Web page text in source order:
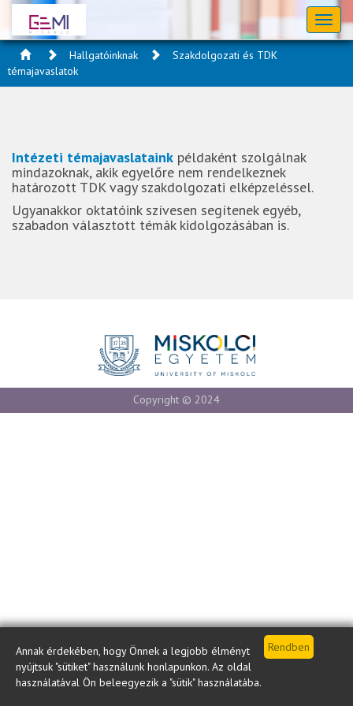
Annak érdekében, hogy Önnek a legjobb élményt
nyújtsuk "sütiket" használunk honlapunkon. Az oldal
használatával Ön beleegyezik a "sütik" használatába.
Hallgatóinknak
Szakdolgozati és TDK
témajavaslatok
Intézeti témajavaslataink példaként szolgálnak
mindazoknak, akik egyelőre nem rendelkeznek
határozott TDK vagy szakdolgozati elképzeléssel.
Ugyanakkor oktatóink szívesen segítenek egyéb,
szabadon választott témák kidolgozásában is.
Copyright © 2024